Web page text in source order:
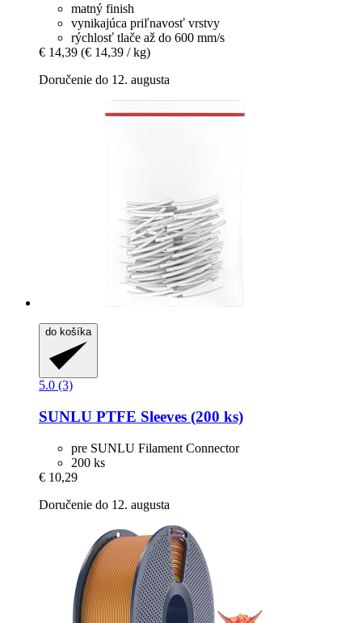
matný finish
vynikajúca priľnavosť vrstvy
rýchlosť tlače až do 600 mm/s
€ 14,39 (€ 14,39 / kg)
Doručenie do 12. augusta
do košíka
5.0 (3)
SUNLU PTFE Sleeves (200 ks)
pre SUNLU Filament Connector
200 ks
€ 10,29
Doručenie do 12. augusta